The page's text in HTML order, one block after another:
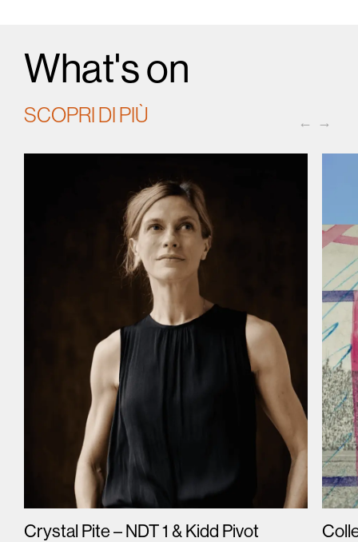
What's on
SCOPRI DI PIÙ
Crystal Pite – NDT 1 & Kidd Pivot
← →